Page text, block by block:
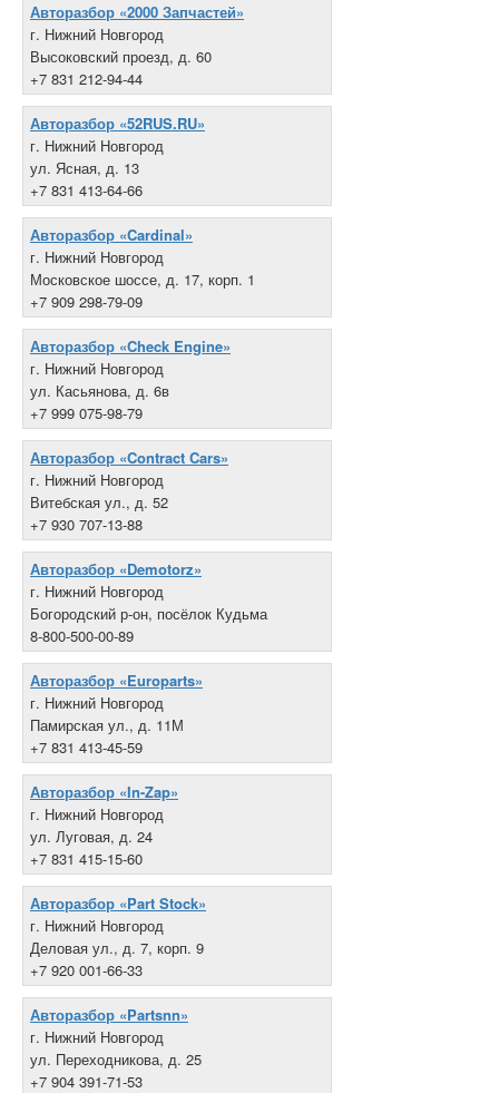
Авторазбор «2000 Запчастей»
г. Нижний Новгород
Высоковский проезд, д. 60
+7 831 212-94-44
Авторазбор «52RUS.RU»
г. Нижний Новгород
ул. Ясная, д. 13
+7 831 413-64-66
Авторазбор «Cardinal»
г. Нижний Новгород
Московское шоссе, д. 17, корп. 1
+7 909 298-79-09
Авторазбор «Check Engine»
г. Нижний Новгород
ул. Касьянова, д. 6в
+7 999 075-98-79
Авторазбор «Contract Cars»
г. Нижний Новгород
Витебская ул., д. 52
+7 930 707-13-88
Авторазбор «Demotorz»
г. Нижний Новгород
Богородский р-он, посёлок Кудьма
8-800-500-00-89
Авторазбор «Europarts»
г. Нижний Новгород
Памирская ул., д. 11М
+7 831 413-45-59
Авторазбор «In-Zap»
г. Нижний Новгород
ул. Луговая, д. 24
+7 831 415-15-60
Авторазбор «Part Stock»
г. Нижний Новгород
Деловая ул., д. 7, корп. 9
+7 920 001-66-33
Авторазбор «Partsnn»
г. Нижний Новгород
ул. Переходникова, д. 25
+7 904 391-71-53